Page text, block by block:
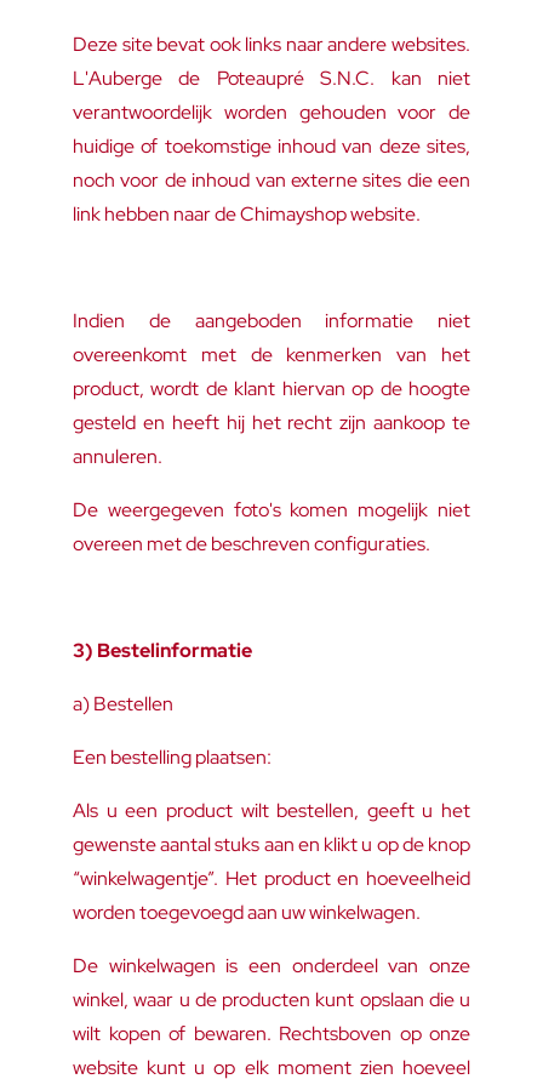
Deze site bevat ook links naar andere websites.
L'Auberge de Poteaupré S.N.C. kan niet
verantwoordelijk worden gehouden voor de
huidige of toekomstige inhoud van deze sites,
noch voor de inhoud van externe sites die een
link hebben naar de Chimayshop website.
Indien de aangeboden informatie niet
overeenkomt met de kenmerken van het
product, wordt de klant hiervan op de hoogte
gesteld en heeft hij het recht zijn aankoop te
annuleren.
De weergegeven foto's komen mogelijk niet
overeen met de beschreven configuraties.
3) Bestelinformatie
a) Bestellen
Een bestelling plaatsen:
Als u een product wilt bestellen, geeft u het
gewenste aantal stuks aan en klikt u op de knop
“winkelwagentje”. Het product en hoeveelheid
worden toegevoegd aan uw winkelwagen.
De winkelwagen is een onderdeel van onze
winkel, waar u de producten kunt opslaan die u
wilt kopen of bewaren. Rechtsboven op onze
website kunt u op elk moment zien hoeveel